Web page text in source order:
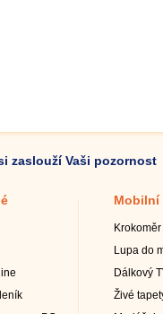
zaslouží Vaši pozornost
Mobilní
Lupa do
Dálkový
Živé